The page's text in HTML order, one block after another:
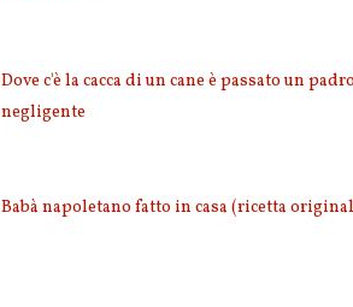
Dove c'è la cacca di un cane è passato un
negligente
Babà napoletano fatto in casa (ricetta